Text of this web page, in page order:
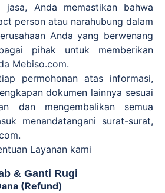
jasa, Anda memastikan bahwa
person atau narahubung dalam
Anda yang berwenang
pihak untuk memberikan
Mebiso.com.
permohonan atas informasi,
dokumen lainnya sesuai
dan mengembalikan semua
menandatangani surat-surat,
Layanan kami
& Ganti Rugi
(Refund)